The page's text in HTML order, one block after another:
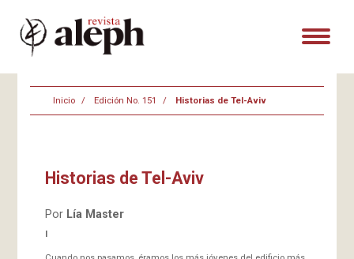
Inicio Edición No. 151 Historias de Tel-Aviv
Historias de Tel-Aviv
Por Lía Master
I